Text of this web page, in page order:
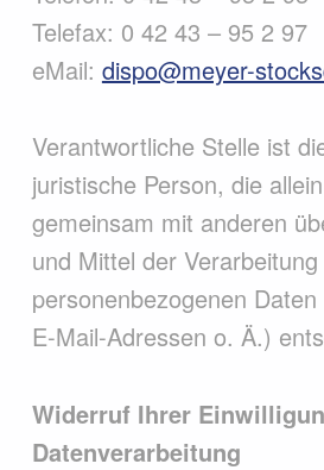
Telefax: 0 42 43 – 95 2 97
eMail: dispo@meyer-
Verantwortliche Stelle ist
juristische Person, die
gemeinsam mit anderen
und Mittel der
personenbezogenen
E-Mail-Adressen o. Ä.)
Widerruf Ihrer
Datenverarbeitung